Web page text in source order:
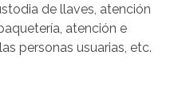
de llaves, atención
atención e
personas usuarias, etc.